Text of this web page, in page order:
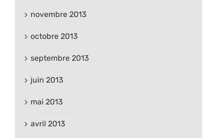
novembre 2013
octobre 2013
septembre 2013
juin 2013
mai 2013
avril 2013